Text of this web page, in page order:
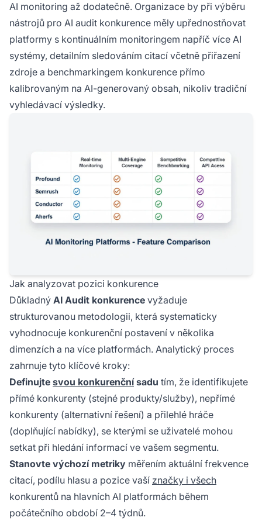
AI monitoring až dodatečně. Organizace by při výběru
nástrojů pro AI audit konkurence měly upřednostňovat
platformy s kontinuálním monitoringem napříč více AI
systémy, detailním sledováním citací včetně přiřazení
zdroje a benchmarkingem konkurence přímo
kalibrovaným na AI-generovaný obsah, nikoliv tradiční
vyhledávací výsledky.
Jak analyzovat pozici konkurence
Důkladný AI Audit konkurence vyžaduje
strukturovanou metodologii, která systematicky
vyhodnocuje konkurenční postavení v několika
dimenzích a na více platformách. Analytický proces
zahrnuje tyto klíčové kroky:
Definujte svou konkurenčnísadu tím, že identifikujete
přímé konkurenty (stejné produkty/služby), nepřímé
konkurenty (alternativní řešení) a přilehlé hráče
(doplňující nabídky), se kterými se uživatelé mohou
setkat při hledání informací ve vašem segmentu.
Stanovte výchozí metriky měřením aktuální frekvence
citací, podílu hlasu a pozice vaší značky i všech
konkurentů na hlavních AI platformách během
počátečního období 2–4 týdnů.